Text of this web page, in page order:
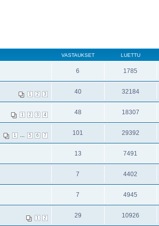
VASTAUKSET LUETTU
6 1785
1 2 3 40 32184
1 2 3 4 48 18307
1 5 6 7 101 29392
13 7491
7 4402
7 4945
1 2 29 10926